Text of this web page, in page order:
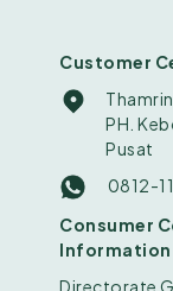
Customer
PH.
Pusat
0812-
Consumer
Information
Directorate